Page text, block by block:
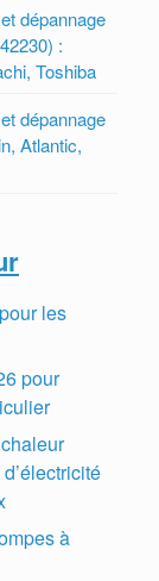
dépannage
:
Toshiba
dépannage
Atlantic,
les
pour
à